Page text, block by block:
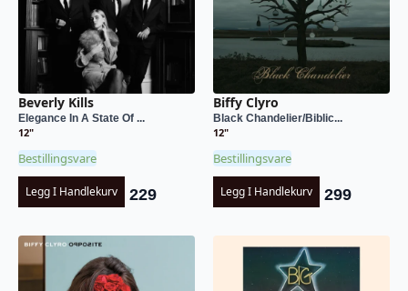
Beverly Kills
Elegance In A State Of ...
12"
Bestillingsvare
Legg I Handlekurv 229
Biffy Clyro
Black Chandelier/Biblic...
12"
Bestillingsvare
Legg I Handlekurv 299